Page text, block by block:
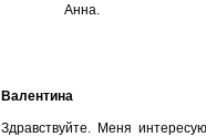
Анна.
Валентина
Здравствуйте. Меня